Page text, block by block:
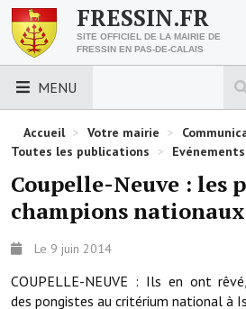
FRESSIN.FR
SITE OFFICIEL DE LA MAIRIE DE
FRESSIN EN PAS-DE-CALAIS
MENU
LES ESSENTIELS
Découvrez Fressin
Venir à Fressin
Urbanisme
Nous contacter
Accueil > Votre mairie >
Toutes les publications > Evénements
Coupelle-Neuve : les
champions
Le 9 juin 2014
COUPELLE-NEUVE : Ils en ont
des pongistes au critérium national à